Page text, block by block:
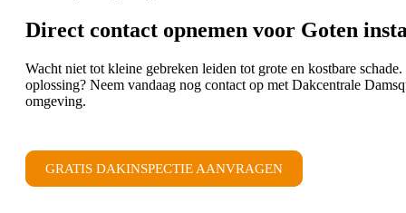
Direct contact opnemen voor Goten
Wacht niet tot kleine gebreken leiden tot grote en kostbare
oplossing? Neem vandaag nog contact op met Dakcentrale
omgeving.
GRATIS DAKINSPECTIE AANVRAGEN